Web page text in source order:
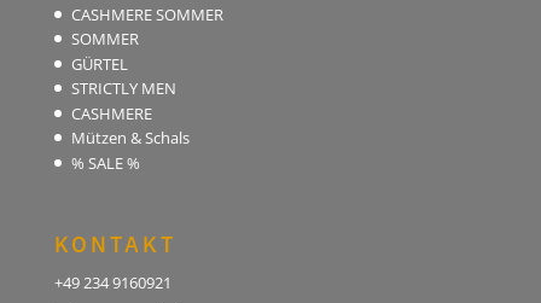
CASHMERE SOMMER
SOMMER
GÜRTEL
STRICTLY MEN
CASHMERE
Mützen & Schals
% SALE %
KONTAKT
+49 234 9160921